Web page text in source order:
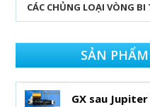
CÁC CHỦNG LOẠI VÒNG BI
SẢN
GX sau Jupiter